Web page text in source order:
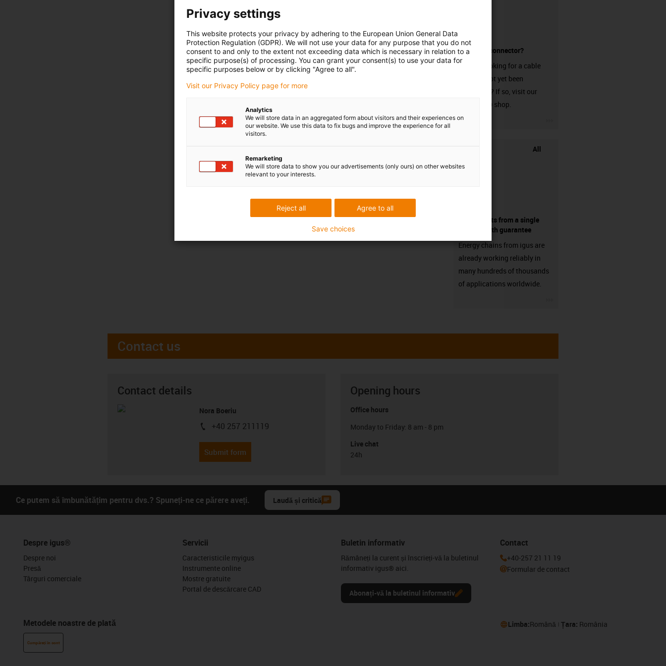
without a connector?
Are you looking for a cable
that has not yet been
harnessed? If so, visit our
chainflex® shop.
All
components from a single
source - with guarantee
Energy chains from igus are
already working reliably in
many hundreds of thousands
of applications worldwide.
Contact us
Contact details
Nora Boeriu
igus-icon-phone
+40 257 211119
Submit form
Opening hours
Office hours
Monday to Friday: 8 am - 8 pm
Live chat
24h
Ce putem să îmbunătățim pentru dvs.? Spuneți-ne ce părere aveți. Laudă și critică
Despre igus®
Despre noi
Presă
Târguri comerciale
Metodele noastre de plată
Cumpărați în cont
Servicii
Caracteristicile myigus
Instrumente online
Mostre gratuite
Portal de descărcare CAD
Buletin informativ
Rămâneți la curent și înscrieți-vă la buletinul
informativ igus® aici.
Abonați-vă la buletinul informativ
Contact
+40-257 21 11 19
Formular de contact
Limba:Română Țara: România
Privacy settings
This website protects your privacy by adhering to the European Union General Data
Protection Regulation (GDPR). We will not use your data for any purpose that you do not
consent to and only to the extent not exceeding data which is necessary in relation to a
specific purpose(s) of processing. You can grant your consent(s) to use your data for
specific purposes below or by clicking "Agree to all".
Visit our Privacy Policy page for more
Analytics
We will store data in an aggregated form about visitors and their experiences on
our website. We use this data to fix bugs and improve the experience for all
visitors.
Remarketing
We will store data to show you our advertisements (only ours) on other websites
relevant to your interests.
Agree to all
Reject all
Save choices